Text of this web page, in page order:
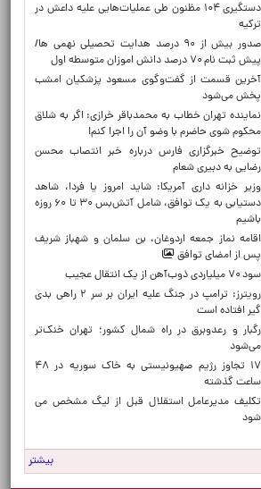
دستگیری ۱۰۴ مظنون طی عملیات‌هایی علیه داعش در
ترکیه
صدور بیش از ۹۰ درصد هدایت تحصیلی نهمی ها/
پیش ثبت نام ۷۰ درصد دانش اموزان متوسطه اول
آخرین قسمت از گفت‌وگوی مسعود پزشکیان امشب
پخش می‌شود
نماینده تهران خطاب به محمدباقر خرازی: اگر به شلاق
محکوم شوی حاضرم با وضو آن را اجرا کنم!
توضیح خبرگزاری فارس درباره خبر انتصاب محسن
رضایی به دبیری شعام
وزیر خزانه داری آمریکا: شاید امروز یا فردا، شاهد
دستیابی به یک توافق، شامل آتش‌بس ۳۰ تا ۶۰ روزه
باشیم
اقامه نماز جمعه اردوغان، بن ‌سلمان و شهباز شریف
پس از امضای توافق
سود ۷۰ میلیاردی ذوب‌آهن از یک انتقال عجیب
رویترز: ترامپ در جنگ علیه ایران بر سر ۲ راهی بدی
گیر افتاده است
رگبار و رعدوبرق در راه شمال کشور؛ تهران خنک‌تر
می‌شود
۱۷ تجاوز رژیم صهیونیستی به خاک سوریه در ۴۸
ساعت گذشته
تکلیف مدیرعامل استقلال قبل از لیگ مشخص می
شود
بیشتر